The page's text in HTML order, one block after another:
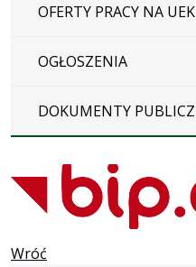
OFERTY PRACY NA UEK
OGŁOSZENIA
DOKUMENTY
Wróć